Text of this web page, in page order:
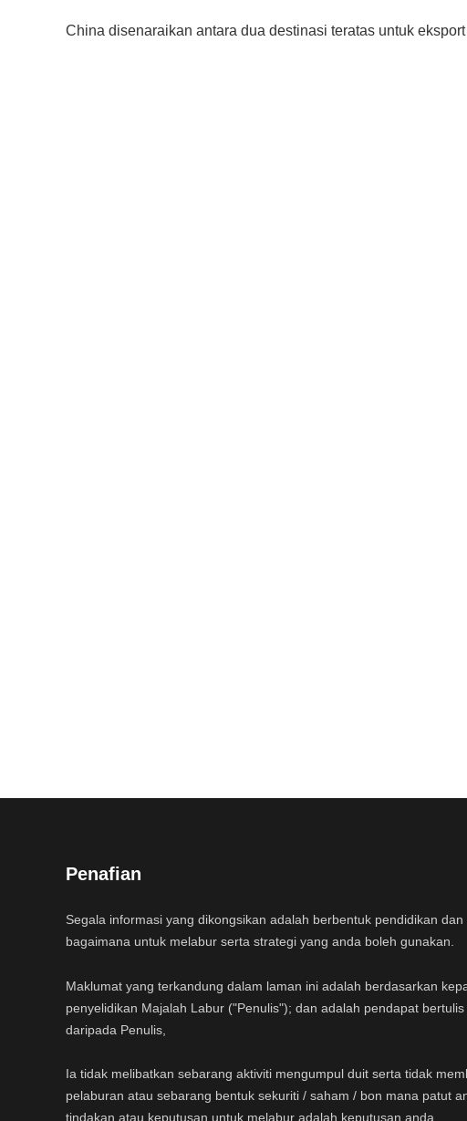
China disenaraikan antara dua destinasi teratas untuk
Penafian
Segala informasi yang dikongsikan adalah berbentuk pendidikan
bagaimana untuk melabur serta strategi yang anda boleh gunakan.
Maklumat yang terkandung dalam laman ini adalah berdasarkan
penyelidikan Majalah Labur ("Penulis"); dan adalah pendapat
daripada Penulis,
Ia tidak melibatkan sebarang aktiviti mengumpul duit serta tidak
pelaburan atau sebarang bentuk sekuriti / saham / bon mana patut
tindakan atau keputusan untuk melabur adalah keputusan anda.